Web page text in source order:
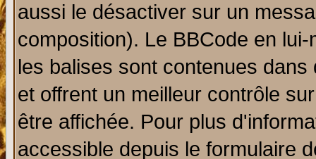
aussi le désactiver sur un
composition). Le BBCode en
les balises sont contenues
et offrent un meilleur contrôle
être affichée. Pour plus
accessible depuis le formulaire